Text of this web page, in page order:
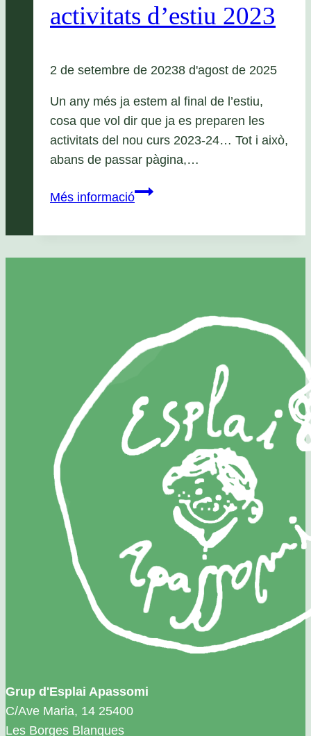
activitats d’estiu 2023
2 de setembre de 20238 d'agost de 2025
Un any més ja estem al final de l’estiu,
cosa que vol dir que ja es preparen les
activitats del nou curs 2023-24… Tot i això,
abans de passar pàgina,…
Més informacióTancament
Grup d'Esplai Apassomi
C/Ave Maria, 14 25400
Les Borges Blanques